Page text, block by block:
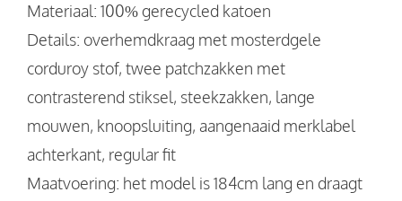
Materiaal: 100% gerecycled katoen
Details: overhemdkraag met mosterdgele
corduroy stof, twee patchzakken met
contrasterend stiksel, steekzakken, lange
mouwen, knoopsluiting, aangenaaid merklabel
achterkant, regular fit
Maatvoering: het model is 184cm lang en draagt